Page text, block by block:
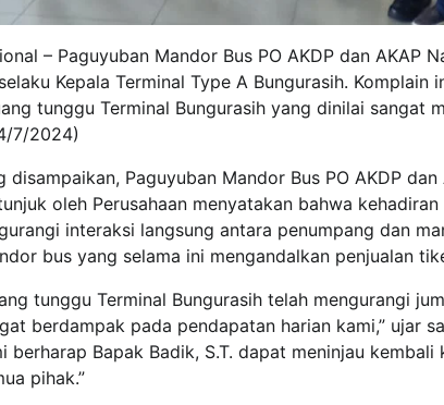
– Paguyuban Mandor Bus PO AKDP dan AKAP
Kepala Terminal Type A Bungurasih.
tunggu Terminal Bungurasih yang dinilai sangat
7/2024)
Paguyuban Mandor Bus PO AKDP
oleh Perusahaan menyatakan bahwa
interaksi langsung antara penumpang dan
bus yang selama ini mengandalkan penjualan
tunggu Terminal Bungurasih telah mengurangi
berdampak pada pendapatan harian kami,” ujar
berharap Bapak Badik, S.T. dapat meninjau
pihak.”